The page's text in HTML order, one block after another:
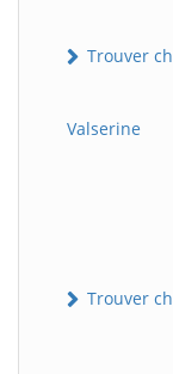
Trouver
Valserine
Trouver